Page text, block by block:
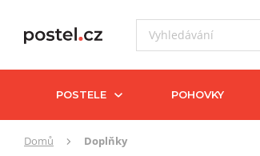
POSTELE POHOVKY
ZdeDomů Doplňky